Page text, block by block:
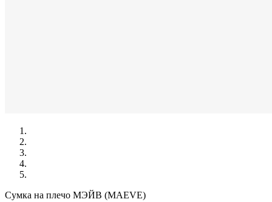
Сумка на плечо МЭЙВ (MAEVE)